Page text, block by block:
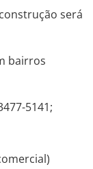
será
bairros
5141;